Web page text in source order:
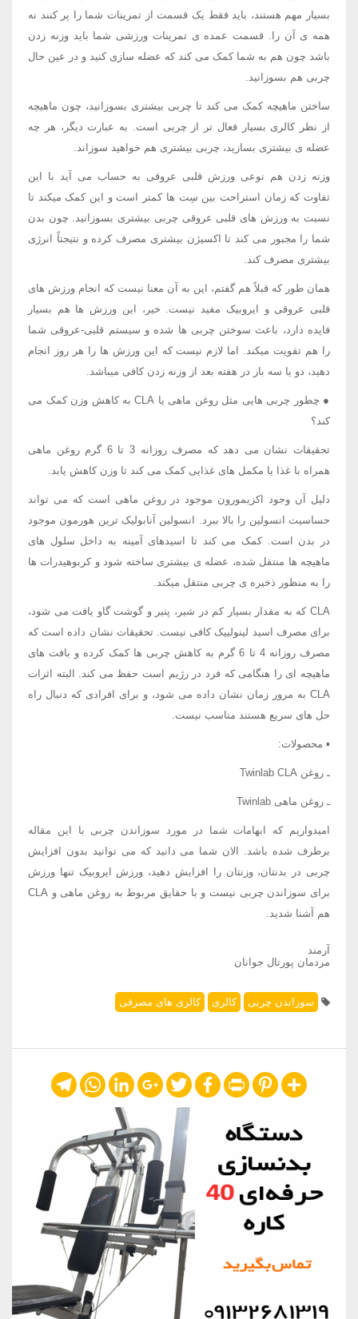
بسیار مهم هستند، باید فقط یک قسمت از تمرینات شما را پر کنند نه
همه ی آن را. قسمت عمده ی تمرینات ورزشی شما باید وزنه زدن
باشد چون هم به شما کمک می کند که عضله سازی کنید و در عین حال
چربی هم بسوزانید.
ساختن ماهیچه کمک می کند تا چربی بیشتری بسوزانید، چون ماهیچه
از نظر کالری بسیار فعال تر از چربی است. به عبارت دیگر، هر چه
عضله ی بیشتری بسازید، چربی بیشتری هم خواهید سوزاند.
وزنه زدن هم نوعی ورزش قلبی عروقی به حساب می آید با این
تفاوت که زمان استراحت بین سِت ها کمتر است و این کمک میکند تا
نسبت به ورزش های قلبی عروقی چربی بیشتری بسوزانید. چون بدن
شما را مجبور می کند تا اکسیژن بیشتری مصرف کرده و نتیجتاً انرژی
بیشتری مصرف کند.
همان طور که قبلاً هم گفتم، این به آن معنا نیست که انجام ورزش های
قلبی عروقی و ایروبیک مفید نیست. خیر، این ورزش ها هم بسیار
فایده دارد، باعث سوختن چربی ها شده و سیستم قلبی-عروقی شما
را هم تقویت میکند. اما لازم نیست که این ورزش ها را هر روز انجام
دهید، دو یا سه بار در هفته بعد از وزنه زدن کافی میباشد.
● چطور چربی هایی مثل روغن ماهی یا CLA به کاهش وزن کمک می
کند؟
تحقیقات نشان می دهد که مصرف روزانه 3 تا 6 گرم روغن ماهی
همراه با غذا یا مکمل های غذایی کمک می کند تا وزن کاهش یابد.
دلیل آن وجود اکزیمورون موجود در روغن ماهی است که می تواند
حساسیت انسولین را بالا ببرد. انسولین آنابولیک ترین هورمون موجود
در بدن است. کمک می کند تا اسیدهای آمینه به داخل سلول های
ماهیچه ها منتقل شده، عضله ی بیشتری ساخته شود و کربوهیدرات ها
را به منظور ذخیره ی چربی منتقل میکند.
CLA که به مقدار بسیار کم در شیر، پنیر و گوشت گاو یافت می شود،
برای مصرف اسید لینولییک کافی نیست. تحقیقات نشان داده است که
مصرف روزانه 4 تا 6 گرم به کاهش چربی ها کمک کرده و بافت های
ماهیچه ای را هنگامی که فرد در رژیم است حفظ می کند. البته اثرات
CLA به مرور زمان نشان داده می شود، و برای افرادی که دنبال راه
حل های سریع هستند مناسب نیست.
▪ محصولات:
ـ روغن Twinlab CLA
ـ روغن ماهی Twinlab
امیدواریم که ابهامات شما در مورد سوزاندن چربی با این مقاله
برطرف شده باشد. الان شما می دانید که می توانید بدون افزایش
چربی در بدنتان، وزنتان را افزایش دهید، ورزش ایروبیک تنها ورزش
برای سوزاندن چربی نیست و با حقایق مربوط به روغن ماهی و CLA
هم آشنا شدید.
آرمند
مردمان پورتال جوانان
سوزاندن چربی کالری کالری های مصرفی
Share
Pinterest
Print
Facebook
Twitter
Google+
LinkedIn
WhatsApp
Telegram